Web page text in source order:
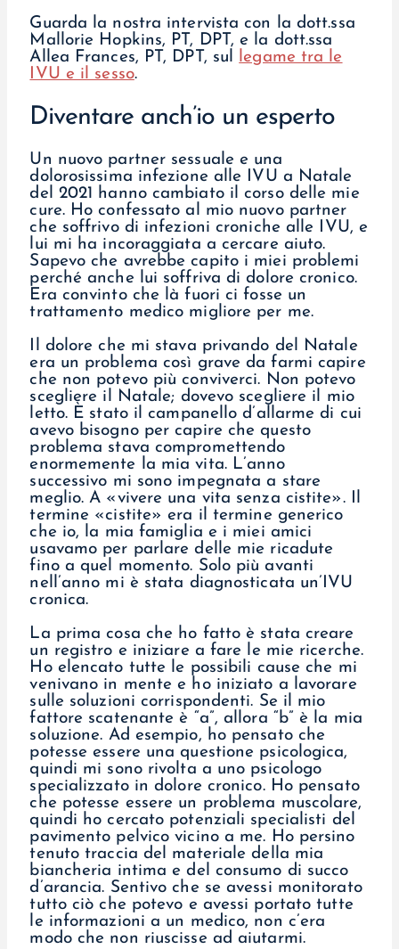
Guarda la nostra intervista con la dott.ssa
Mallorie Hopkins, PT, DPT, e la dott.ssa
Allea Frances, PT, DPT, sul legame tra le
IVU e il sesso.
Diventare anch’io un esperto
Un nuovo partner sessuale e una
dolorosissima infezione alle IVU a Natale
del 2021 hanno cambiato il corso delle mie
cure. Ho confessato al mio nuovo partner
che soffrivo di infezioni croniche alle IVU, e
lui mi ha incoraggiata a cercare aiuto.
Sapevo che avrebbe capito i miei problemi
perché anche lui soffriva di dolore cronico.
Era convinto che là fuori ci fosse un
trattamento medico migliore per me.
Il dolore che mi stava privando del Natale
era un problema così grave da farmi capire
che non potevo più conviverci. Non potevo
scegliere il Natale; dovevo scegliere il mio
letto. È stato il campanello d’allarme di cui
avevo bisogno per capire che questo
problema stava compromettendo
enormemente la mia vita. L’anno
successivo mi sono impegnata a stare
meglio. A «vivere una vita senza cistite». Il
termine «cistite» era il termine generico
che io, la mia famiglia e i miei amici
usavamo per parlare delle mie ricadute
fino a quel momento. Solo più avanti
nell’anno mi è stata diagnosticata un’IVU
cronica.
La prima cosa che ho fatto è stata creare
un registro e iniziare a fare le mie ricerche.
Ho elencato tutte le possibili cause che mi
venivano in mente e ho iniziato a lavorare
sulle soluzioni corrispondenti. Se il mio
fattore scatenante è “a”, allora “b” è la mia
soluzione. Ad esempio, ho pensato che
potesse essere una questione psicologica,
quindi mi sono rivolta a uno psicologo
specializzato in dolore cronico. Ho pensato
che potesse essere un problema muscolare,
quindi ho cercato potenziali specialisti del
pavimento pelvico vicino a me. Ho persino
tenuto traccia del materiale della mia
biancheria intima e del consumo di succo
d’arancia. Sentivo che se avessi monitorato
tutto ciò che potevo e avessi portato tutte
le informazioni a un medico, non c’era
modo che non riuscisse ad aiutarmi.